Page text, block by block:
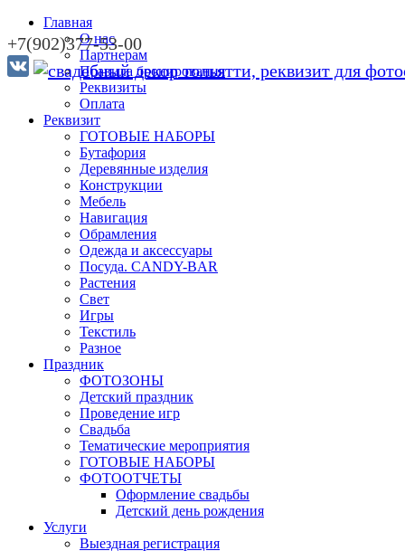
+7(902)377-53-00
Главная
О нас
Партнерам
Правила бронирования
Реквизиты
Оплата
Реквизит
ГОТОВЫЕ НАБОРЫ
Бутафория
Деревянные изделия
Конструкции
Мебель
Навигация
Обрамления
Одежда и аксессуары
Посуда. CANDY-BAR
Растения
Свет
Игры
Текстиль
Разное
Праздник
ФОТОЗОНЫ
Детский праздник
Проведение игр
Свадьба
Тематические мероприятия
ГОТОВЫЕ НАБОРЫ
ФОТООТЧЕТЫ
Оформление свадьбы
Детский день рождения
Услуги
Выездная регистрация